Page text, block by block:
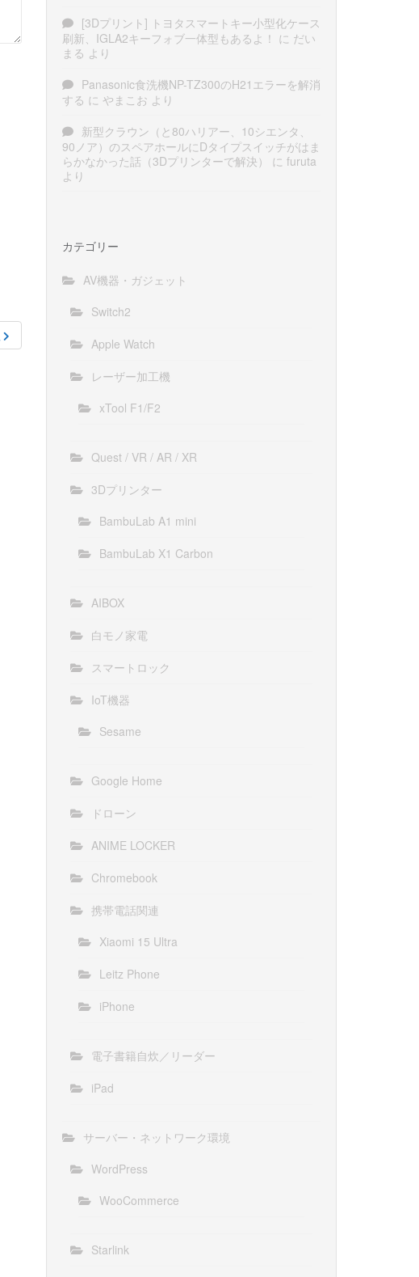
[3Dプリント] トヨタスマートキー小型化ケース
刷新、IGLA2キーフォブ一体型もあるよ！ に だい
まる より
Panasonic食洗機NP-TZ300のH21エラーを解消
する に やまこお より
新型クラウン（と80ハリアー、10シエンタ、
90ノア）のスペアホールにDタイプスイッチがはま
らかなかった話（3Dプリンターで解決）
に furuta
より
カテゴリー
AV機器・ガジェット
Switch2
Apple Watch
レーザー加工機
xTool F1/F2
Quest / VR / AR / XR
3Dプリンター
BambuLab A1 mini
BambuLab X1 Carbon
AIBOX
白モノ家電
スマートロック
IoT機器
Sesame
Google Home
ドローン
ANIME LOCKER
Chromebook
携帯電話関連
Xiaomi 15 Ultra
Leitz Phone
iPhone
電子書籍自炊／リーダー
iPad
サーバー・ネットワーク環境
WordPress
WooCommerce
Starlink